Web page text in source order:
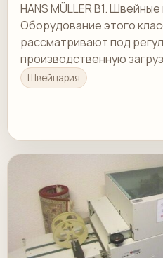
HANS MÜLLER B1.
Оборудование этого
рассматривают под
производственную
покупку в склад.
Швейцария